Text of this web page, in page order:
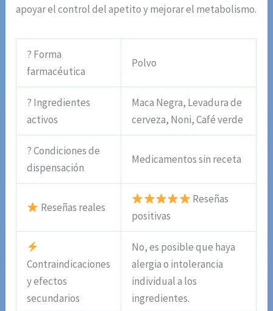
apoyar el control del apetito y mejorar el metabolismo.
? Forma
farmacéutica
Polvo
? Ingredientes
activos
Maca Negra, Levadura de
cerveza, Noni, Café verde
? Condiciones de
dispensación
Medicamentos sin receta
Reseñas reales
Reseñas
positivas
Contraindicaciones
y efectos
secundarios
No, es posible que haya
alergia o intolerancia
individual a los
ingredientes.